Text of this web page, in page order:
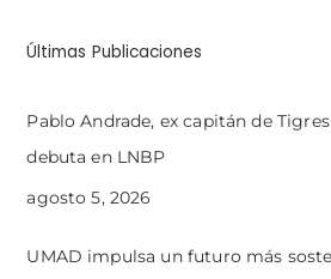
Últimas Publicaciones
Pablo Andrade, ex capitán de
debuta en LNBP
agosto 5, 2026
UMAD impulsa un futuro más